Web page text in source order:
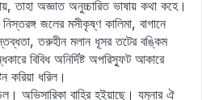
তাহা অজ্ঞাত অনুচ্চারিত ভাষায় কথা কহে।
জলের মসীকৃষ্ণ কালিমা, বাগানে
তরুহীন মলান ধূসর তটের বঙ্কিম
বিবিধ অনির্দিষ্ট অপরিস্ফুট আকারে
করিয়া ধরিল।
অভিসারিকা বাহির হইয়াছে। যমুনার ঐ